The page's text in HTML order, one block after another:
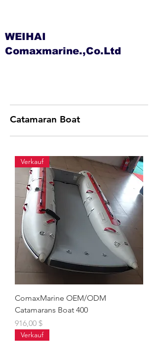
WEIHAI
Comaxmarine.,Co.Ltd
Catamaran Boat
Verkauf
ComaxMarine OEM/ODM
Catamarans Boat 400
Preis
916,00 $
Verkauf